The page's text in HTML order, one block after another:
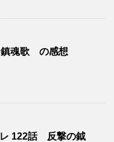
魂歌 の感想
レ 122話 反撃の鉞